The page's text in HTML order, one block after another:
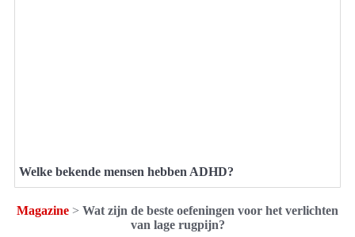
Welke bekende mensen hebben ADHD?
Magazine > Wat zijn de beste oefeningen voor het verlichten
van lage rugpijn?